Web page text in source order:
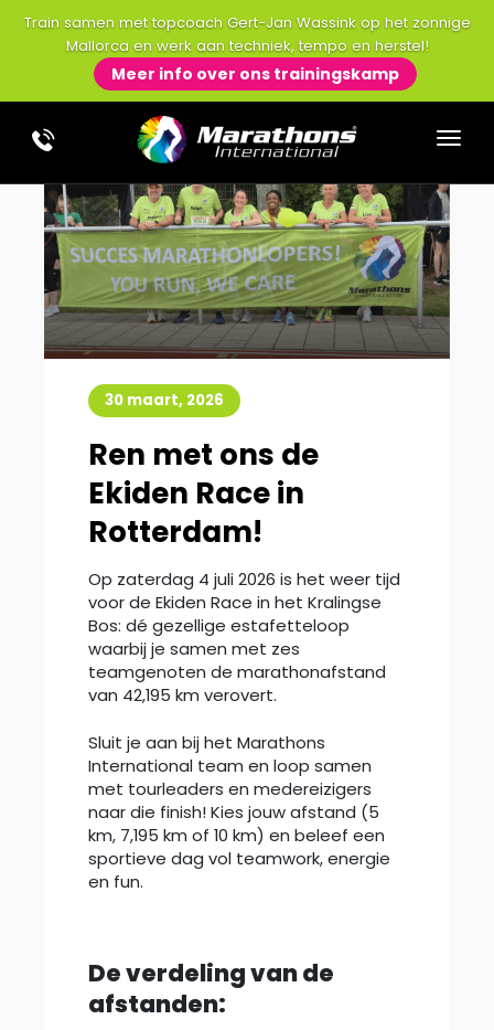
Train samen met topcoach Gert-Jan Wassink op het zonnige
Mallorca en werk aan techniek, tempo en herstel!
Meer info over ons trainingskamp
30 maart, 2026
Ren met ons de
Ekiden Race in
Rotterdam!
Op zaterdag 4 juli 2026 is het weer tijd
voor de Ekiden Race in het Kralingse
Bos: dé gezellige estafetteloop
waarbij je samen met zes
teamgenoten de marathonafstand
van 42,195 km verovert.
Sluit je aan bij het Marathons
International team en loop samen
met tourleaders en medereizigers
naar die finish! Kies jouw afstand (5
km, 7,195 km of 10 km) en beleef een
sportieve dag vol teamwork, energie
en fun.
De verdeling van de
afstanden: